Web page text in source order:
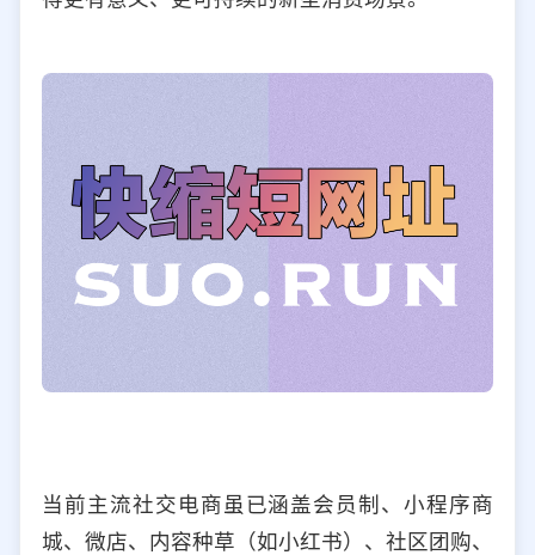
当前主流社交电商虽已涵盖会员制、小程序商
城、微店、内容种草（如小红书）、社区团购、